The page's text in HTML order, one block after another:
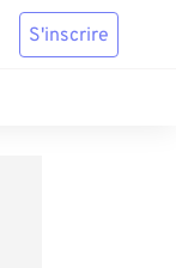
S'inscrire